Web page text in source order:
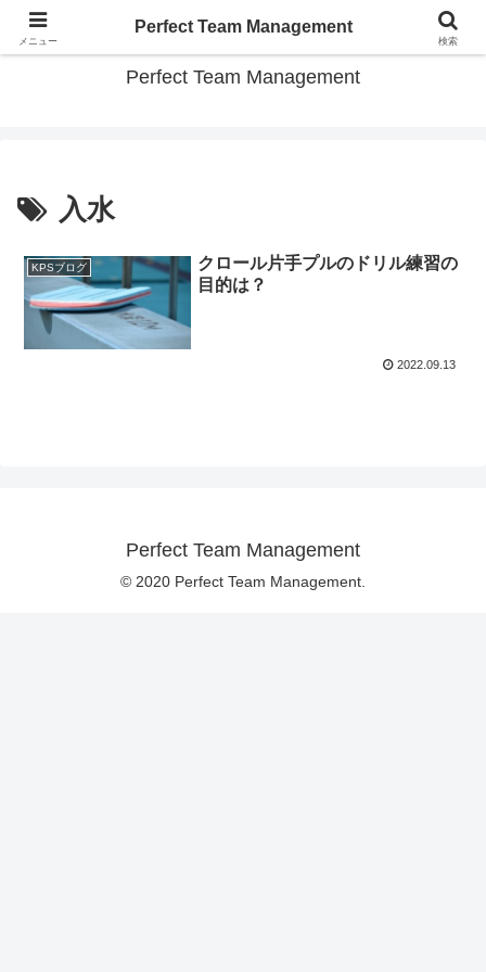
スポーツチーム パーフェクト運営のコツ教えます
Perfect Team Management
入水
KPSブログ
クロール片手プルのドリル練習の
目的は？
2022.09.13
Perfect Team Management
© 2020 Perfect Team Management.
メニュー
Perfect Team Management
検索